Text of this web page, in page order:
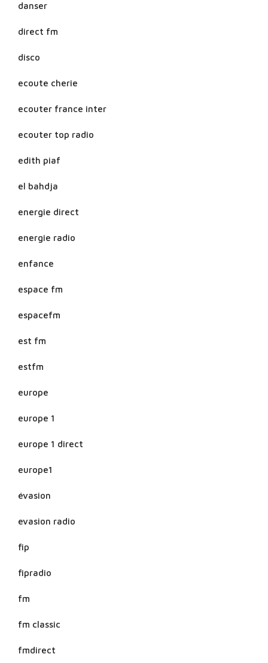
danser
direct fm
disco
ecoute cherie
ecouter france inter
ecouter top radio
edith piaf
el bahdja
energie direct
energie radio
enfance
espace fm
espacefm
est fm
estfm
europe
europe 1
europe 1 direct
europe1
évasion
evasion radio
fip
fipradio
fm
fm classic
fmdirect